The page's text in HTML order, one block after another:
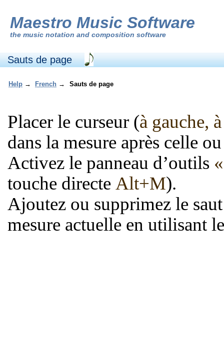
Maestro Music Software
the music notation and composition software
Sauts de page
Help → French → Sauts de page
Placer le curseur (à gauche,
dans la mesure après celle
Activez le panneau d’outils
touche directe Alt+M).
Ajoutez ou supprimez le
mesure actuelle en utilisant